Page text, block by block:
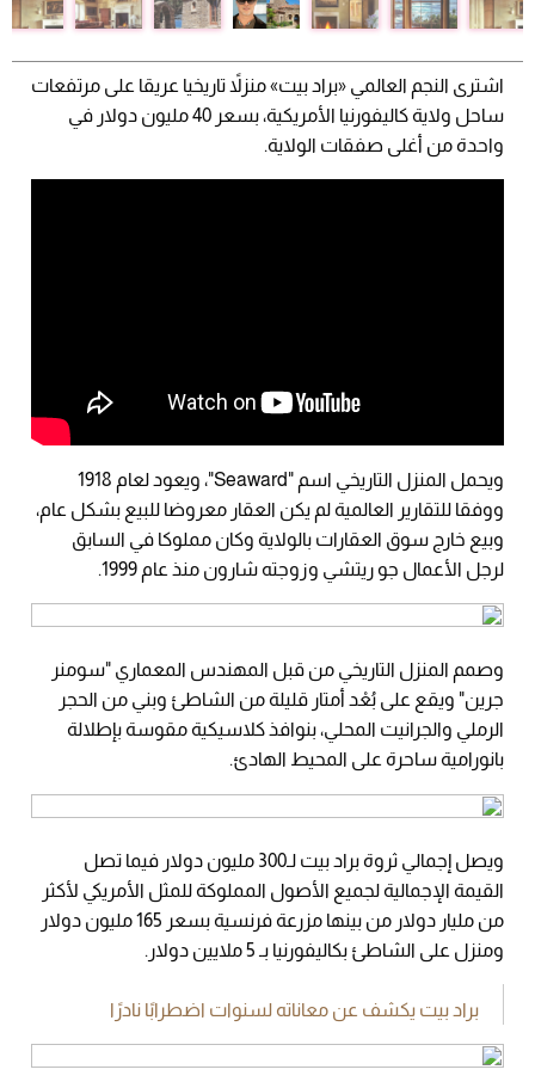
اشترى النجم العالمي «براد بيت» منزلاً تاريخيا عريقا على مرتفعات
ساحل ولاية كاليفورنيا الأمريكية، بسعر 40 مليون دولار في
واحدة من أغلى صفقات الولاية.
ويحمل المنزل التاريخي اسم "Seaward"، ويعود لعام 1918
ووفقا للتقارير العالمية لم يكن العقار معروضا للبيع بشكل عام،
وبيع خارج سوق العقارات بالولاية وكان مملوكا في السابق
لرجل الأعمال جو ريتشي وزوجته شارون منذ عام 1999.
وصمم المنزل التاريخي من قبل المهندس المعماري "سومنر
جرين" ويقع على بُعْد أمتار قليلة من الشاطئ وبني من الحجر
الرملي والجرانيت المحلي، بنوافذ كلاسيكية مقوسة بإطلالة
بانورامية ساحرة على المحيط الهادئ.
ويصل إجمالي ثروة براد بيت لـ300 مليون دولار فيما تصل
القيمة الإجمالية لجميع الأصول المملوكة للمثل الأمريكي لأكثر
من مليار دولار من بينها مزرعة فرنسية بسعر 165 مليون دولار
ومنزل على الشاطئ بكاليفورنيا بـ 5 ملايين دولار.
براد بيت يكشف عن معاناته لسنوات اضطرابًا نادرًا